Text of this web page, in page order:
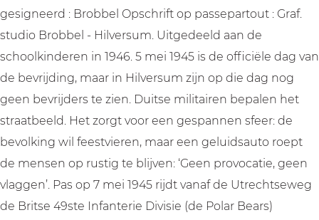
gesigneerd : Brobbel Opschrift op passepartout : Graf.
studio Brobbel - Hilversum. Uitgedeeld aan de
schoolkinderen in 1946. 5 mei 1945 is de officiële dag van
de bevrijding, maar in Hilversum zijn op die dag nog
geen bevrijders te zien. Duitse militairen bepalen het
straatbeeld. Het zorgt voor een gespannen sfeer: de
bevolking wil feestvieren, maar een geluidsauto roept
de mensen op rustig te blijven: ‘Geen provocatie, geen
vlaggen’. Pas op 7 mei 1945 rijdt vanaf de Utrechtseweg
de Britse 49ste Infanterie Divisie (de Polar Bears)